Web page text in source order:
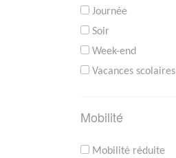
Journée
Soir
Week-end
Vacances scolaires
Mobilité
Mobilité réduite